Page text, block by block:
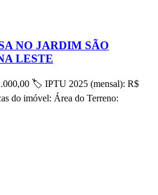
NO JARDIM SÃO
LESTE
🏷 IPTU 2025 (mensal): R$
do imóvel: Área do Terreno: